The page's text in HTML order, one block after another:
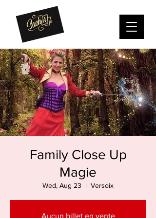
Family Close Up
Magie
Wed, Aug 23
  |
Versoix
Aucun billet en vente